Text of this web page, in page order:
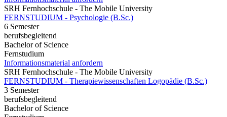
SRH Fernhochschule - The Mobile University
FERNSTUDIUM - Psychologie (B.Sc.)
6 Semester
berufsbegleitend
Bachelor of Science
Fernstudium
Informationsmaterial anfordern
SRH Fernhochschule - The Mobile University
FERNSTUDIUM - Therapiewissenschaften Logopädie (B.Sc.)
3 Semester
berufsbegleitend
Bachelor of Science